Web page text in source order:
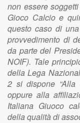
non essere
Gioco Calcio e
questo caso di
provvedimento di
da parte del
NOIF). Tale
della Lega
2 si dispone “Alla
oppure alla
Italiana Giuoco
della qualità di